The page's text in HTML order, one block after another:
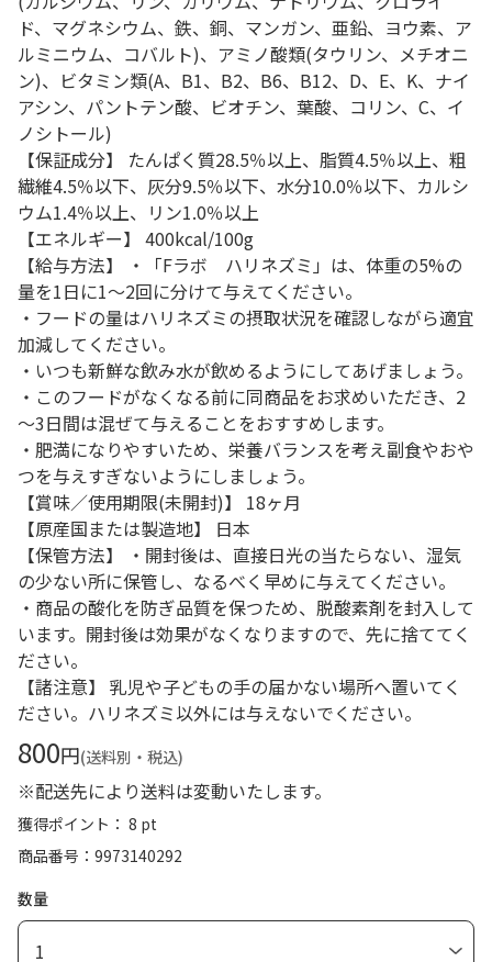
ド、マグネシウム、鉄、銅、マンガン、亜鉛、ヨウ素、ア
ルミニウム、コバルト)、アミノ酸類(タウリン、メチオニ
ン)、ビタミン類(A、B1、B2、B6、B12、D、E、K、ナイ
アシン、パントテン酸、ビオチン、葉酸、コリン、C、イ
ノシトール)
【保証成分】 たんぱく質28.5％以上、脂質4.5％以上、粗
繊維4.5％以下、灰分9.5％以下、水分10.0％以下、カルシ
ウム1.4％以上、リン1.0％以上
【エネルギー】 400kcal/100g
【給与方法】 ・「Fラボ ハリネズミ」は、体重の5%の
量を1日に1～2回に分けて与えてください。
・フードの量はハリネズミの摂取状況を確認しながら適宜
加減してください。
・いつも新鮮な飲み水が飲めるようにしてあげましょう。
・このフードがなくなる前に同商品をお求めいただき、2
～3日間は混ぜて与えることをおすすめします。
・肥満になりやすいため、栄養バランスを考え副食やおや
つを与えすぎないようにしましょう。
【賞味／使用期限(未開封)】 18ヶ月
【原産国または製造地】 日本
【保管方法】 ・開封後は、直接日光の当たらない、湿気
の少ない所に保管し、なるべく早めに与えてください。
・商品の酸化を防ぎ品質を保つため、脱酸素剤を封入して
います。開封後は効果がなくなりますので、先に捨ててく
ださい。
【諸注意】 乳児や子どもの手の届かない場所へ置いてく
ださい。ハリネズミ以外には与えないでください。
800円(送料別・税込)
※配送先により送料は変動いたします。
獲得ポイント： 8 pt
商品番号
9973140292
数量
1